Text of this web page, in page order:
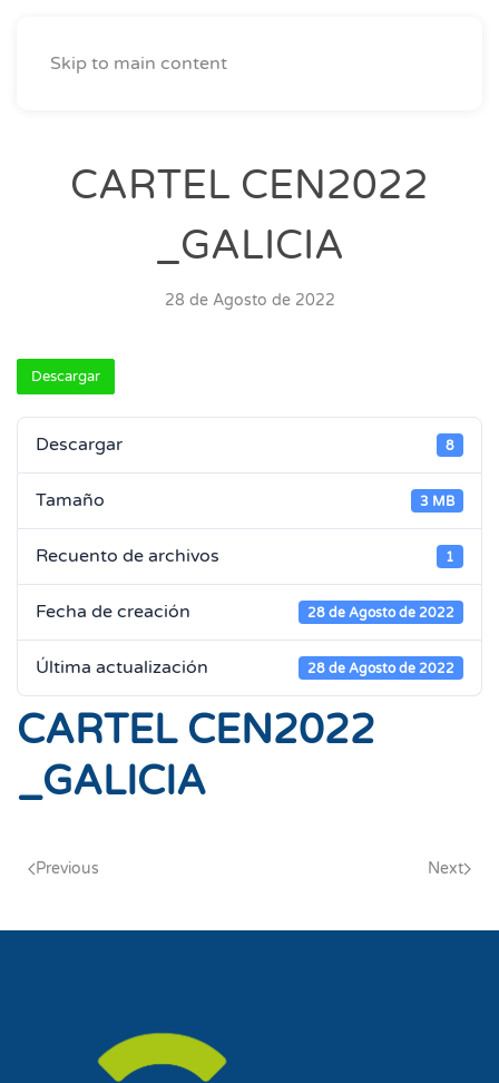
Skip to main content
CARTEL CEN2022
_GALICIA
28 de Agosto de 2022
Descargar
Descargar 8
Tamaño 3 MB
Recuento de archivos 1
Fecha de creación 28 de Agosto de 2022
Última actualización 28 de Agosto de 2022
CARTEL CEN2022
_GALICIA
Previous Next